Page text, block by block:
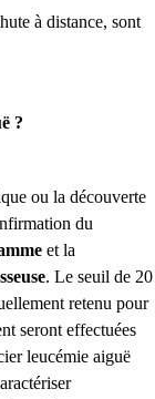
à distance, sont
?
ou la découverte
du
et la
. Le seuil de 20
retenu pour
seront effectuées
leucémie aiguë